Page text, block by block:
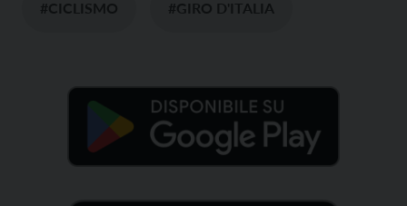
#CICLISMO #GIRO D'ITALIA